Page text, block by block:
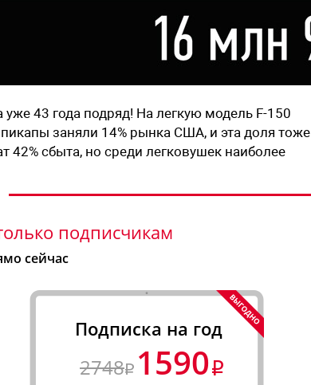
43 года подряд! На легкую модель F-150
заняли 14% рынка США, и эта доля тоже
сбыта, но среди легковушек наиболее
подписчикам
сейчас
Подписка на год
2748 1590